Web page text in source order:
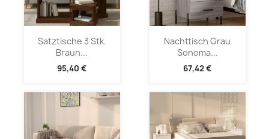
Satztische 3 Stk.
Braun...
95,40 €
Nachttisch Grau
Sonoma...
67,42 €